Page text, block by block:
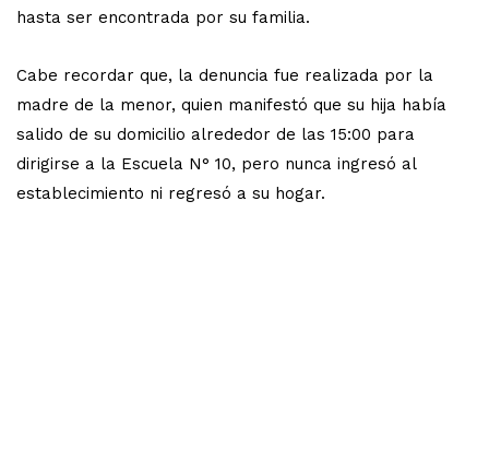
hasta ser encontrada por su familia.
Cabe recordar que, la denuncia fue realizada por la
madre de la menor, quien manifestó que su hija había
salido de su domicilio alrededor de las 15:00 para
dirigirse a la Escuela N° 10, pero nunca ingresó al
establecimiento ni regresó a su hogar.